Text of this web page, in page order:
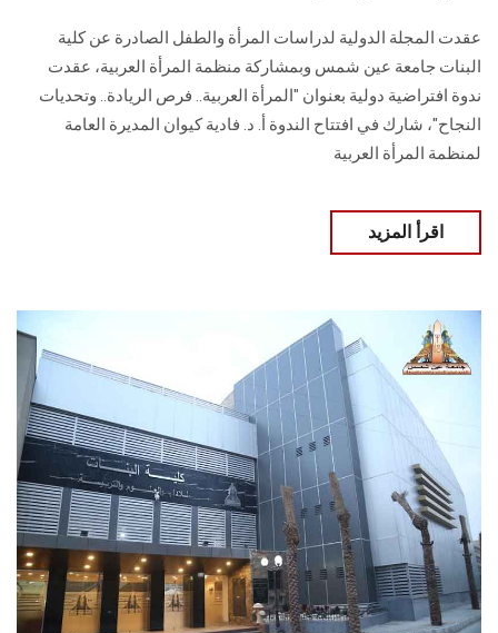
الزائـرون
سجل الان
عقدت المجلة الدولية لدراسات المرأة والطفل الصادرة عن كلية
البنات جامعة عين شمس وبمشاركة منظمة المرأة العربية، عقدت
ندوة افتراضية دولية بعنوان "المرأة العربية.. فرص الريادة.. وتحديات
النجاح"، شارك في افتتاح الندوة أ. د. فادية كيوان المديرة العامة
لمنظمة المرأة العربية
اقرأ المزيد